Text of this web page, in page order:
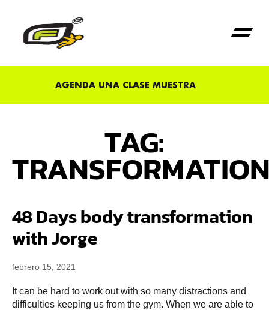
AGENDA UNA CLASE MUESTRA
TAG:
48 Days body transformation
with Jorge
febrero 15, 2021
It can be hard to work out with so many distractions and
difficulties keeping us from the gym. When we are able to